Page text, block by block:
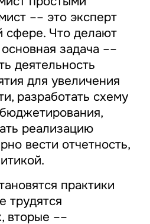
–– это эксперт
сфере. Что делают
задача ––
деятельность
для увеличения
разработать схему
реализацию
вести отчетность,
практики
трудятся
вторые ––